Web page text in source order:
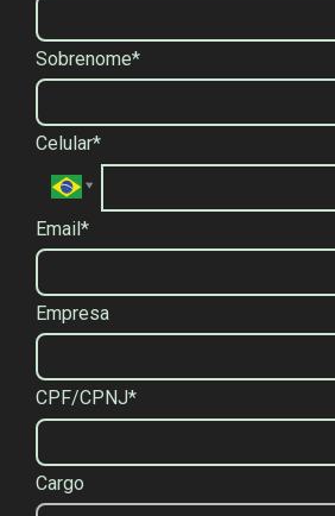
Sobrenome*
Celular*
Email*
Empresa
CPF/CPNJ*
Cargo